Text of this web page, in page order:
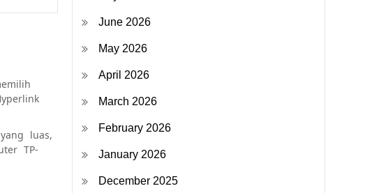
luas,
TP-
June 2026
May 2026
April 2026
March 2026
February 2026
January 2026
December 2025